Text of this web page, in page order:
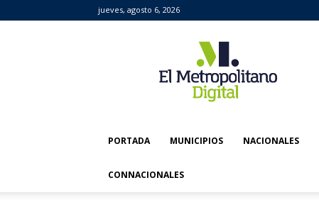
jueves, agosto 6, 2026
Metropolitano
Digital
PORTADA MUNICIPIOS NACIONALES
CONNACIONALES